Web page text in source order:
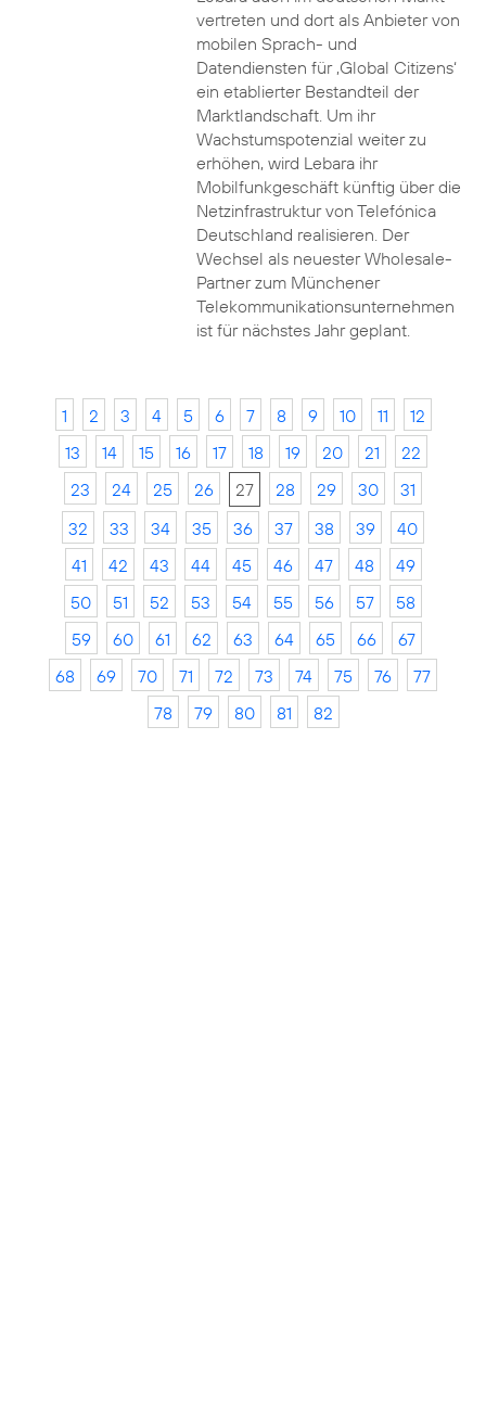
vertreten und dort als Anbieter von
mobilen Sprach- und
Datendiensten für ‚Global Citizens‘
ein etablierter Bestandteil der
Marktlandschaft. Um ihr
Wachstumspotenzial weiter zu
erhöhen, wird Lebara ihr
Mobilfunkgeschäft künftig über die
Netzinfrastruktur von Telefónica
Deutschland realisieren. Der
Wechsel als neuester Wholesale-
Partner zum Münchener
Telekommunikationsunternehmen
ist für nächstes Jahr geplant.
1 2 3 4 5 6 7 8 9 10 11
12
13
14 15 16 17 18 19 20 21
22
23
24 25 26 27 28 29 30
31
32
33 34 35 36 37 38 39
40
41
42 43 44 45 46 47 48
49
50
51 52 53 54 55 56 57
58
59
60 61 62 63 64 65 66
67
68
69 70 71 72 73 74 75 76
77
78
79 80 81 82